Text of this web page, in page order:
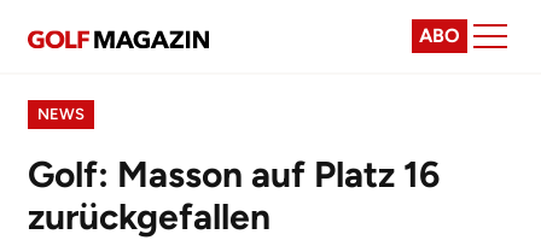
ABO
NEWS
Golf: Masson auf Platz 16
zurückgefallen